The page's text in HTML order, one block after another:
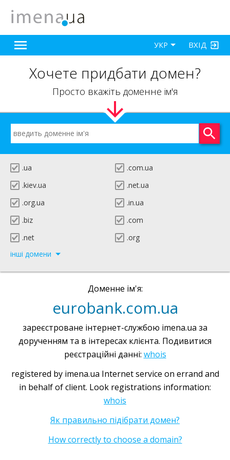
ВХІД
УКР
Хочете придбати домен?
Просто вкажіть доменне ім'я
.ua
.com.ua
.kiev.ua
.net.ua
.org.ua
.in.ua
.biz
.com
.net
.org
інші домени
Доменне ім'я:
eurobank.com.ua
зареєстроване інтернет-службою imena.ua за
дорученням та в інтересах клієнта. Подивитися
реєстраційні данні: whois
registered by imena.ua Internet service on errand and
in behalf of client. Look registrations information:
whois
Як правильно підібрати домен?
How correctly to choose a domain?